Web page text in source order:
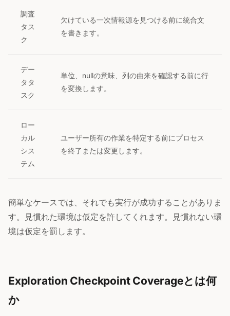
調査
タス
ク
欠けている一次情報源を見つける前に統合文
を書きます。
デー
タタ
スク
単位、nullの意味、列の由来を確認する前に行
を変換します。
ロー
カル
シス
テム
ユーザー所有の作業を特定する前にプロセス
を終了または変更します。
簡単なケースでは、それでも実行が成功することがありま
す。見慣れた環境は仮定を許してくれます。見慣れない環
境は仮定を罰します。
Exploration Checkpoint Coverageとは何
か